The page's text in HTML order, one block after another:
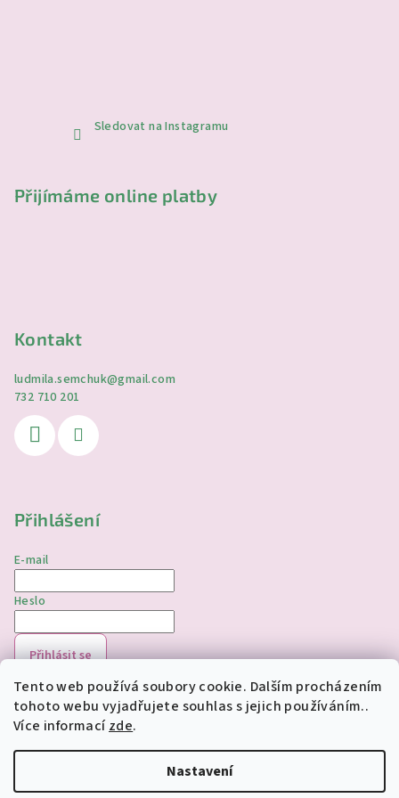
Tento web používá soubory cookie. Dalším procházením
tohoto webu vyjadřujete souhlas s jejich používáním..
Více informacízde.
Nastavení
Sledovat na Instagramu
Přijímáme online platby
Kontakt
ludmila.semchuk@gmail.com
732 710 201
Přihlášení
E-mail
Heslo
Přihlásit se
Nová registraceZapomenuté heslo
Copyright 2026jednorozciverivnas.cz. Všechna práva
Upravit nastavení cookies